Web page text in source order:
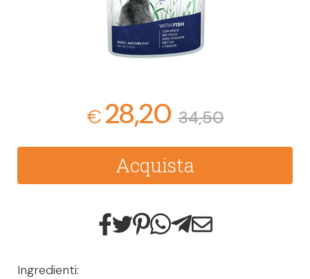
€28,20 34,50
Acquista
Ingredienti: